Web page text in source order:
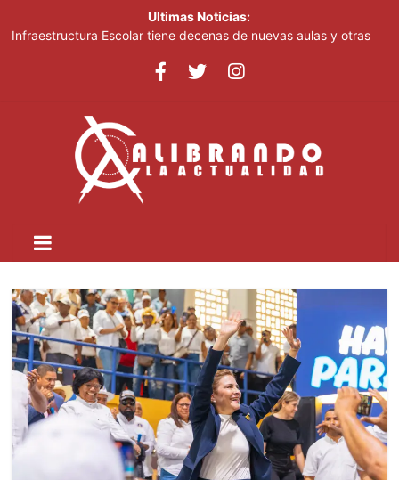
Ultimas Noticias:
Infraestructura Escolar tiene decenas de nuevas aulas y otras
Crear dos nuevas provincias en el país generaría más gasto
público, advierte experto
Ministerio de Educación inicia este lunes jornada nacional de
capacitación para más de 90,000 docentes de cara al inicio del
año escolar 2026-2027
del PRM y felicita a sus nuevas autoridades